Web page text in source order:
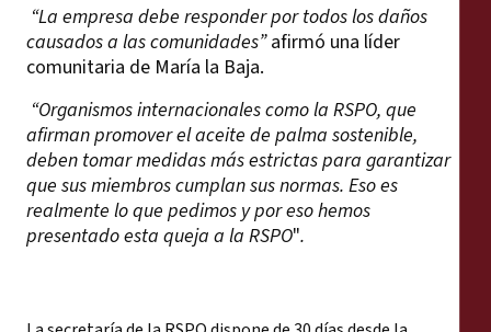
“La empresa debe responder por todos los daños
causados a las comunidades”afirmó una líder
comunitaria de María la Baja.
“Organismos internacionales como la RSPO, que
afirman promover el aceite de palma sostenible,
deben tomar medidas más estrictas para garantizar
que sus miembros cumplan sus normas. Eso es
realmente lo que pedimos y por eso hemos
presentado esta queja a la RSPO".